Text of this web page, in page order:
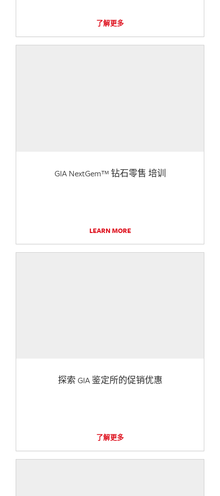
了解更多
GIA NextGem™ 钻石零售 培训
LEARN MORE
探索 GIA 鉴定所的促销优惠
了解更多